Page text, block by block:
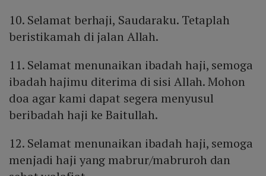
10. Selamat berhaji, Saudaraku. Tetaplah
beristikamah di jalan Allah.
11. Selamat menunaikan ibadah haji, semoga
ibadah hajimu diterima di sisi Allah. Mohon
doa agar kami dapat segera menyusul
beribadah haji ke Baitullah.
12. Selamat menunaikan ibadah haji, semoga
menjadi haji yang mabrur/mabruroh dan